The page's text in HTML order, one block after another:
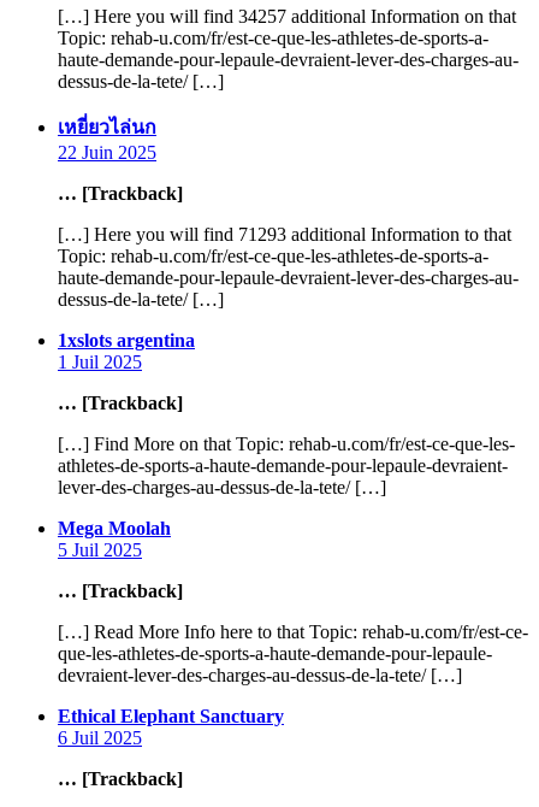
[…] Here you will find 34257 additional Information on that
Topic: rehab-u.com/fr/est-ce-que-les-athletes-de-sports-a-
haute-demande-pour-lepaule-devraient-lever-des-charges-au-
dessus-de-la-tete/ […]
เหยี่ยวไล่นก
22 Juin 2025
… [Trackback]
[…] Here you will find 71293 additional Information to that
Topic: rehab-u.com/fr/est-ce-que-les-athletes-de-sports-a-
haute-demande-pour-lepaule-devraient-lever-des-charges-au-
dessus-de-la-tete/ […]
1xslots argentina
1 Juil 2025
… [Trackback]
[…] Find More on that Topic: rehab-u.com/fr/est-ce-que-les-
athletes-de-sports-a-haute-demande-pour-lepaule-devraient-
lever-des-charges-au-dessus-de-la-tete/ […]
Mega Moolah
5 Juil 2025
… [Trackback]
[…] Read More Info here to that Topic: rehab-u.com/fr/est-ce-
que-les-athletes-de-sports-a-haute-demande-pour-lepaule-
devraient-lever-des-charges-au-dessus-de-la-tete/ […]
Ethical Elephant Sanctuarysays:
6 Juil 2025
… [Trackback]